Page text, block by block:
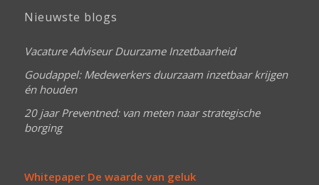
Nieuwste blogs
Vacature Adviseur Duurzame Inzetbaarheid
Goudappel: Medewerkers duurzaam inzetbaar krijgen
én houden
20 jaar Preventned: van meten naar strategische
borging
Whitepaper De waarde van geluk